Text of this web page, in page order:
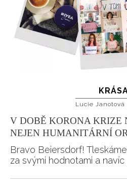
Lucie Janotová
V DOBĚ KORONA KRIZE
NEJEN HUMANITÁRNÍ
Bravo Beiersdorf!
za svými hodnotami a navíc